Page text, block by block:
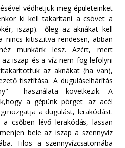
védhetjük meg épületeinket
ki kell takarítani a csövet a
iszap). Főleg az aknákat kell
nincs kitisztítva rendesen, abban
munkánk lesz. Azért, mert
iszap és a víz nem fog lefolyni
az aknákat (ha van),
tisztítása. A duguláselhárítás
használata következik. A
a gépünk pörgeti az acél
a dugulást, lerakódást.
csőben lévő lerakódás, lassan
bele az iszap a szennyvíz
Tilos a szennyvízcsatornába